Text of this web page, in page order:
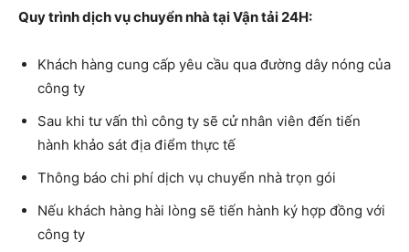
Quy trình dịch vụ chuyển nhà tại Vận tải 24H:
Khách hàng cung cấp yêu cầu qua đường dây nóng của
công ty
Sau khi tư vấn thì công ty sẽ cử nhân viên đến tiến
hành khảo sát địa điểm thực tế
Thông báo chi phí dịch vụ chuyển nhà trọn gói
Nếu khách hàng hài lòng sẽ tiến hành ký hợp đồng với
công ty